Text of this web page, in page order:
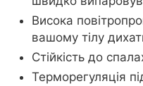
Висока
вашому тілу
Стійкість до
Терморегуляція